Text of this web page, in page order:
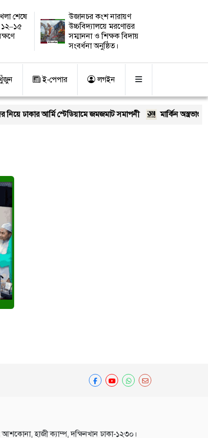
শেষে
উজানচর কংশ নারায়ণ
উচ্চবিদ্যালয়ে মরণোত্তর
সম্মাননা ও শিক্ষক বিদায়
সংবর্ধনা অনুষ্ঠিত।
ই-পেপার লগইন
ঢাকার আর্মি স্টেডিয়ামে জমজমাট সমাপনী মার্কিন অস্ত্রভাণ্ডার
আশকোনা, হাজী ক্যাম্প, দক্ষিনখান ঢাকা-১২৩০।